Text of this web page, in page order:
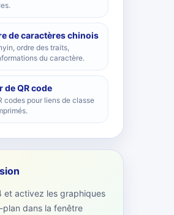
de caractères chinois
ordre des traits,
du caractère.
de QR code
codes pour liens de classe
et activez les graphiques
plan dans la fenêtre